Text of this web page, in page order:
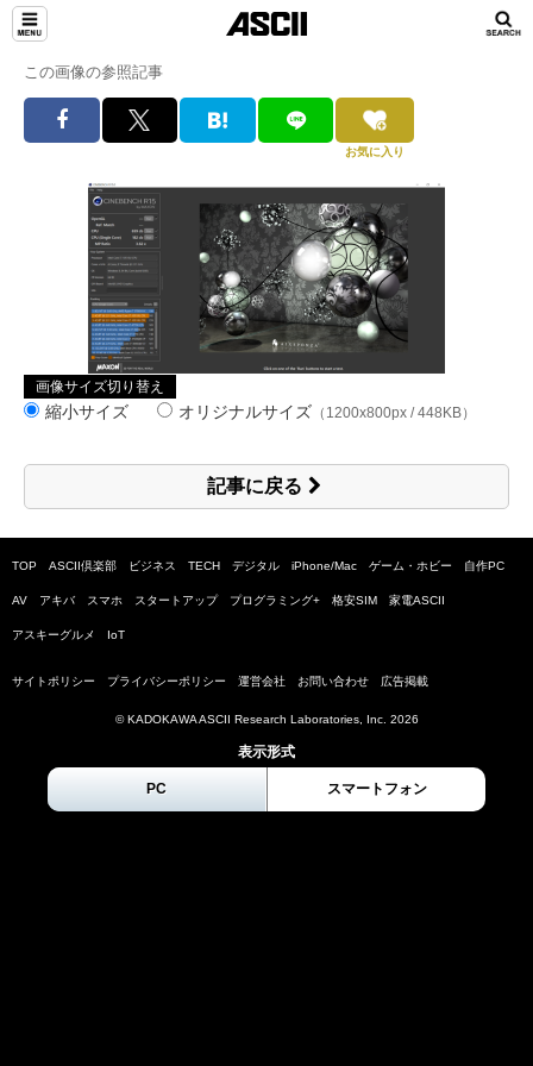
この画像の参照記事
お気に入り
画像サイズ切り替え
縮小サイズ オリジナルサイズ （1200x800px / 448KB）
記事に戻る
TOP ASCII倶楽部 ビジネス TECH デジタル iPhone/Mac ゲーム・ホビー 自作PC
AV アキバ スマホ スタートアップ プログラミング+ 格安SIM 家電ASCII
アスキーグルメ IoT
サイトポリシー プライバシーポリシー 運営会社 お問い合わせ 広告掲載
© KADOKAWA ASCII Research Laboratories, Inc. 2026
表示形式
PC スマートフォン